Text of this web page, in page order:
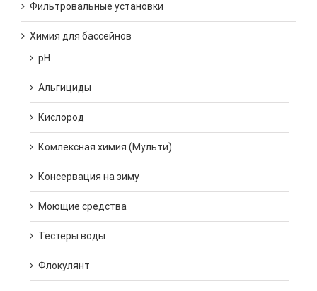
Фильтровальные установки
Химия для бассейнов
pH
Альгициды
Кислород
Комлексная химия (Мульти)
Консервация на зиму
Моющие средства
Тестеры воды
Флокулянт